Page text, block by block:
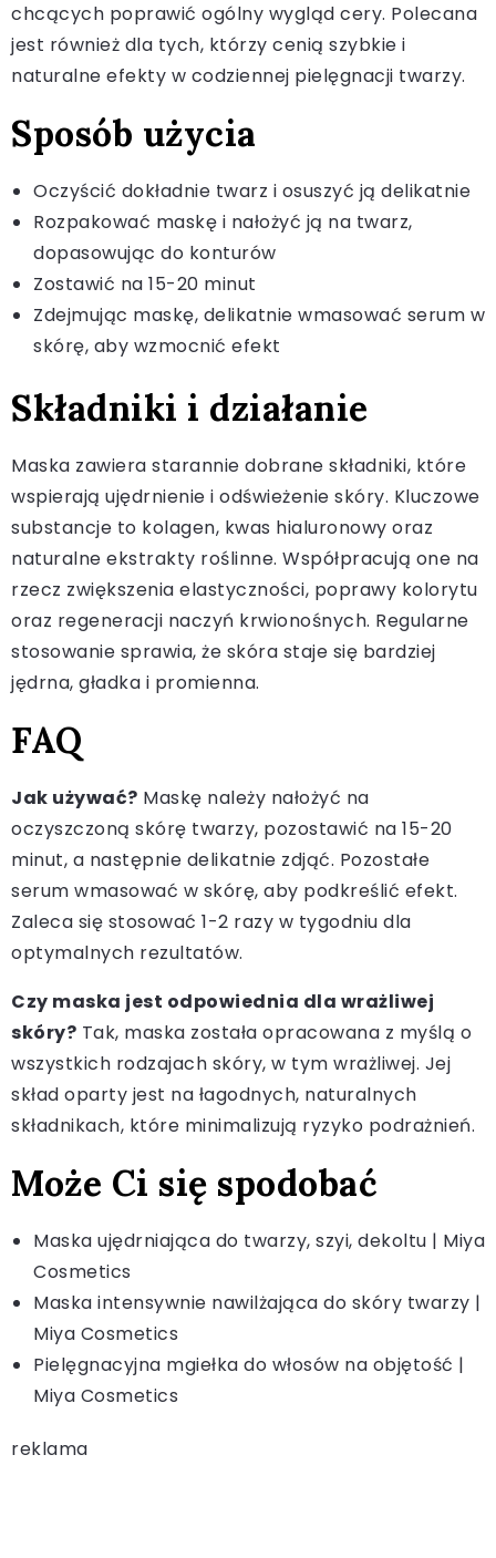
chcących poprawić ogólny wygląd cery. Polecana
jest również dla tych, którzy cenią szybkie i
naturalne efekty w codziennej pielęgnacji twarzy.
Sposób użycia
Oczyścić dokładnie twarz i osuszyć ją delikatnie
Rozpakować maskę i nałożyć ją na twarz,
dopasowując do konturów
Zostawić na 15-20 minut
Zdejmując maskę, delikatnie wmasować serum w
skórę, aby wzmocnić efekt
Składniki i działanie
Maska zawiera starannie dobrane składniki, które
wspierają ujędrnienie i odświeżenie skóry. Kluczowe
substancje to kolagen, kwas hialuronowy oraz
naturalne ekstrakty roślinne. Współpracują one na
rzecz zwiększenia elastyczności, poprawy kolorytu
oraz regeneracji naczyń krwionośnych. Regularne
stosowanie sprawia, że skóra staje się bardziej
jędrna, gładka i promienna.
FAQ
Jak używać? Maskę należy nałożyć na
oczyszczoną skórę twarzy, pozostawić na 15-20
minut, a następnie delikatnie zdjąć. Pozostałe
serum wmasować w skórę, aby podkreślić efekt.
Zaleca się stosować 1-2 razy w tygodniu dla
optymalnych rezultatów.
Czy maska jest odpowiednia dla wrażliwej
skóry? Tak, maska została opracowana z myślą o
wszystkich rodzajach skóry, w tym wrażliwej. Jej
skład oparty jest na łagodnych, naturalnych
składnikach, które minimalizują ryzyko podrażnień.
Może Ci się spodobać
Maska ujędrniająca do twarzy, szyi, dekoltu | Miya
Cosmetics
Maska intensywnie nawilżająca do skóry twarzy |
Miya Cosmetics
Pielęgnacyjna mgiełka do włosów na objętość |
Miya Cosmetics
reklama